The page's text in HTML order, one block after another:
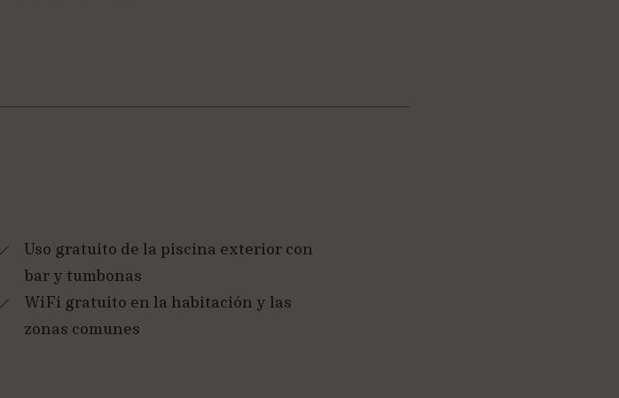
Uso gratuito de la piscina exterior con
bar y tumbonas
WiFi gratuito en la habitación y las
zonas comunes